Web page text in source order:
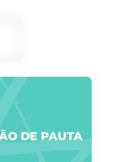
DE PAUTA